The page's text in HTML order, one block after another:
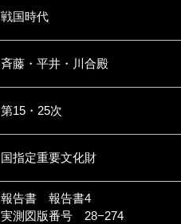
戦国時代
斉藤・平井・川合殿
第15・25次
国指定重要文化財
報告書 報告書4
実測図版番号 28−274